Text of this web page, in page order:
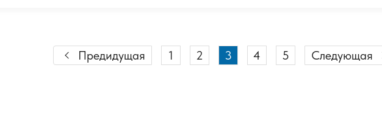
Предидущая 1 2 3 4 5 Следующая